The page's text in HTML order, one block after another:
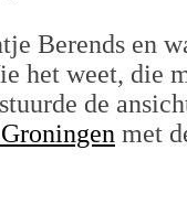
Berends en
het weet, die
de
met